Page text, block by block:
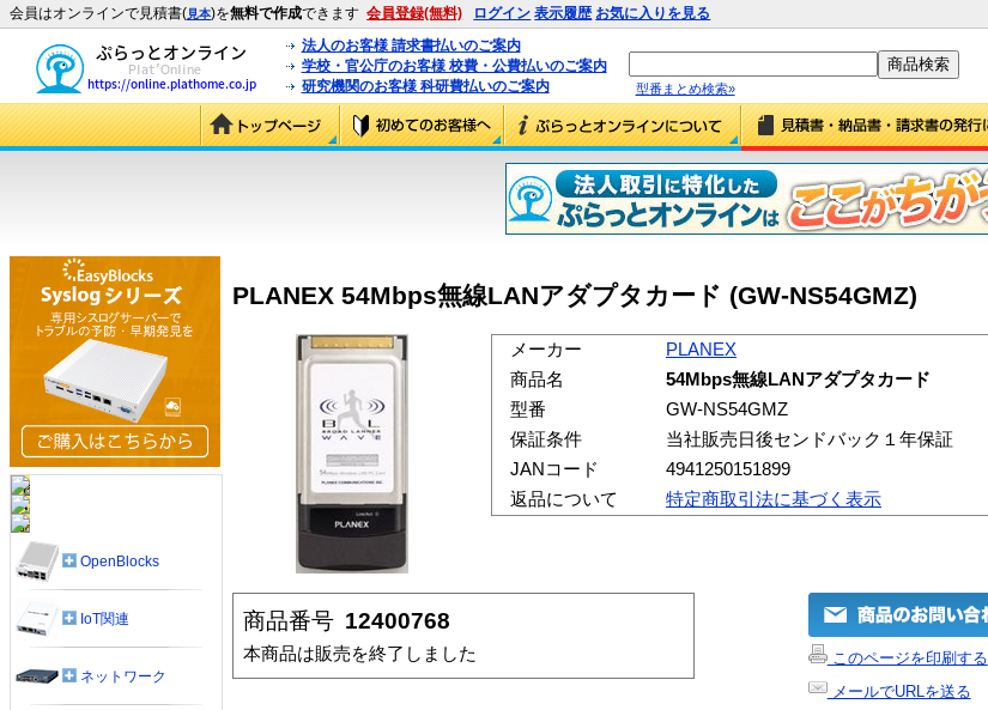
会員はオンラインで見積書(見本)を無料で作成できます 会員登録(無料) ログイン 表示履歴 お気に入りを見る
法人のお客様 請求書払いのご案内
学校・官公庁のお客様 校費・公費払いのご案内
研究機関のお客様 科研費払いのご案内
型番まとめ検索»
PLANEX 54Mbps無線LANアダプタカード (GW-NS54GMZ)
メーカー
PLANEX
商品名
54Mbps無線LANアダプタカード
型番
GW-NS54GMZ
保証条件
当社販売日後センドバック１年保証
JANコード
4941250151899
返品について
特定商取引法に基づく表示
商品番号 12400768
本商品は販売を終了しました
このページを印刷する
メールでURLを送る
OpenBlocks
IoT関連
ネットワーク